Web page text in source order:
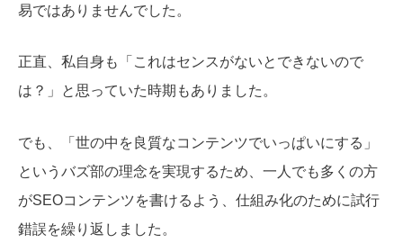
易ではありませんでした。
正直、私自身も「これはセンスがないとできないので
は？」と思っていた時期もありました。
でも、「世の中を良質なコンテンツでいっぱいにする」
というバズ部の理念を実現するため、一人でも多くの方
がSEOコンテンツを書けるよう、仕組み化のために試行
錯誤を繰り返しました。